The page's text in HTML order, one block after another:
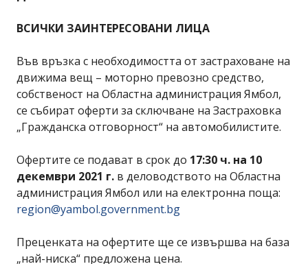
ВСИЧКИ ЗАИНТЕРЕСОВАНИ ЛИЦА
Във връзка с необходимостта от застраховане на
движима вещ – моторно превозно средство,
собственост на Областна администрация Ямбол,
се събират оферти за сключване на Застраховка
„Гражданска отговорност“ на автомобилистите.
Офертите се подават в срок до 17:30 ч. на 10
декември 2021 г. в деловодството на Областна
администрация Ямбол или на електронна поща:
region@yambol.government.bg
Преценката на офертите ще се извършва на база
„най-ниска“ предложена цена.